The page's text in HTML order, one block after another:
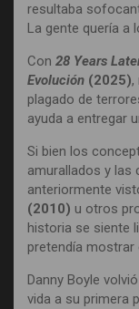
resultaba
La gente quería a
Con 28 Years
Evolución (2025),
plagado de
ayuda a entregar
Si bien los
amurallados y las
anteriormente
(2010) u otros
historia se siente
pretendía mostrar
Danny Boyle
vida a su primera